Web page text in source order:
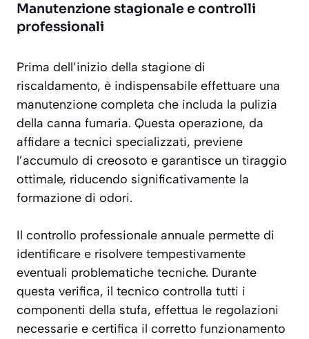
Manutenzione stagionale e controlli
professionali
Prima dell’inizio della stagione di
riscaldamento, è indispensabile effettuare una
manutenzione completa che includa la pulizia
della canna fumaria. Questa operazione, da
affidare a tecnici specializzati, previene
l’accumulo di creosoto e garantisce un tiraggio
ottimale, riducendo significativamente la
formazione di odori.
Il controllo professionale annuale permette di
identificare e risolvere tempestivamente
eventuali problematiche tecniche. Durante
questa verifica, il tecnico controlla tutti i
componenti della stufa, effettua le regolazioni
necessarie e certifica il corretto funzionamento